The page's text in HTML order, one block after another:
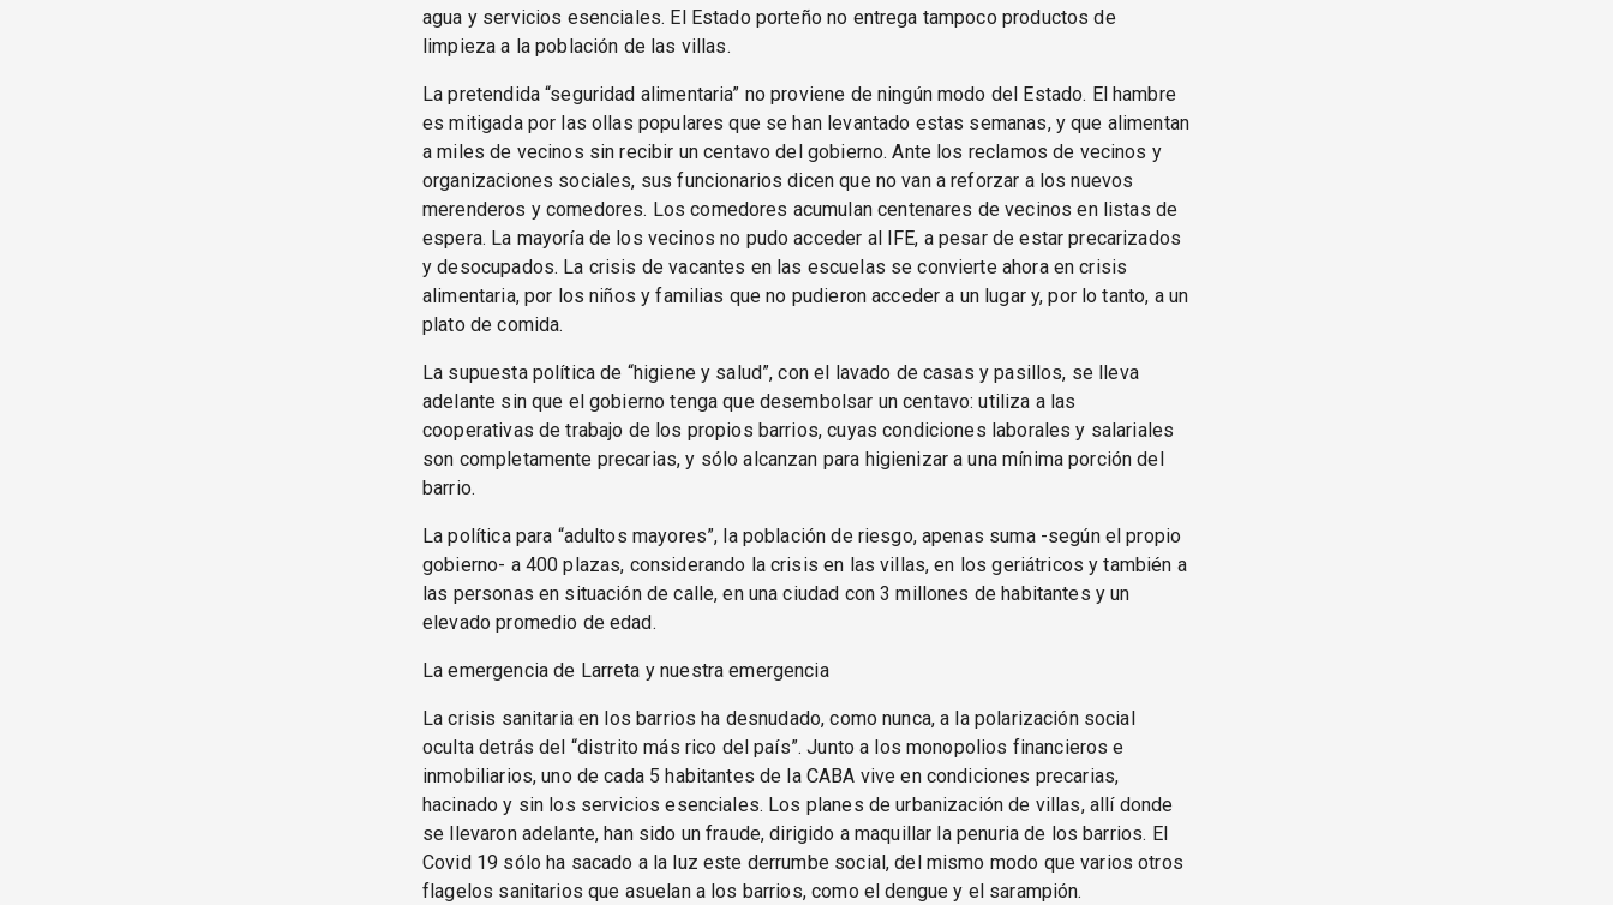
agua y servicios esenciales. El Estado porteño no entrega tampoco productos de
limpieza a la población de las villas.
La pretendida “seguridad alimentaria” no proviene de ningún modo del Estado. El hambre
es mitigada por las ollas populares que se han levantado estas semanas, y que alimentan
a miles de vecinos sin recibir un centavo del gobierno. Ante los reclamos de vecinos y
organizaciones sociales, sus funcionarios dicen que no van a reforzar a los nuevos
merenderos y comedores. Los comedores acumulan centenares de vecinos en listas de
espera. La mayoría de los vecinos no pudo acceder al IFE, a pesar de estar precarizados
y desocupados. La crisis de vacantes en las escuelas se convierte ahora en crisis
alimentaria, por los niños y familias que no pudieron acceder a un lugar y, por lo tanto, a un
plato de comida.
La supuesta política de “higiene y salud”, con el lavado de casas y pasillos, se lleva
adelante sin que el gobierno tenga que desembolsar un centavo: utiliza a las
cooperativas de trabajo de los propios barrios, cuyas condiciones laborales y salariales
son completamente precarias, y sólo alcanzan para higienizar a una mínima porción del
barrio.
La política para “adultos mayores”, la población de riesgo, apenas suma -según el propio
gobierno- a 400 plazas, considerando la crisis en las villas, en los geriátricos y también a
las personas en situación de calle, en una ciudad con 3 millones de habitantes y un
elevado promedio de edad.
La emergencia de Larreta y nuestra emergencia
La crisis sanitaria en los barrios ha desnudado, como nunca, a la polarización social
oculta detrás del “distrito más rico del país”. Junto a los monopolios financieros e
inmobiliarios, uno de cada 5 habitantes de la CABA vive en condiciones precarias,
hacinado y sin los servicios esenciales. Los planes de urbanización de villas, allí donde
se llevaron adelante, han sido un fraude, dirigido a maquillar la penuria de los barrios. El
Covid 19 sólo ha sacado a la luz este derrumbe social, del mismo modo que varios otros
flagelos sanitarios que asuelan a los barrios, como el dengue y el sarampión.